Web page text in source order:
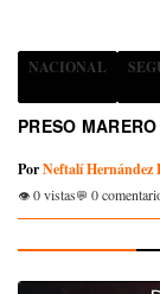
NACIONAL
PRESO
PorNeftalí Hernández
0 vistas 0